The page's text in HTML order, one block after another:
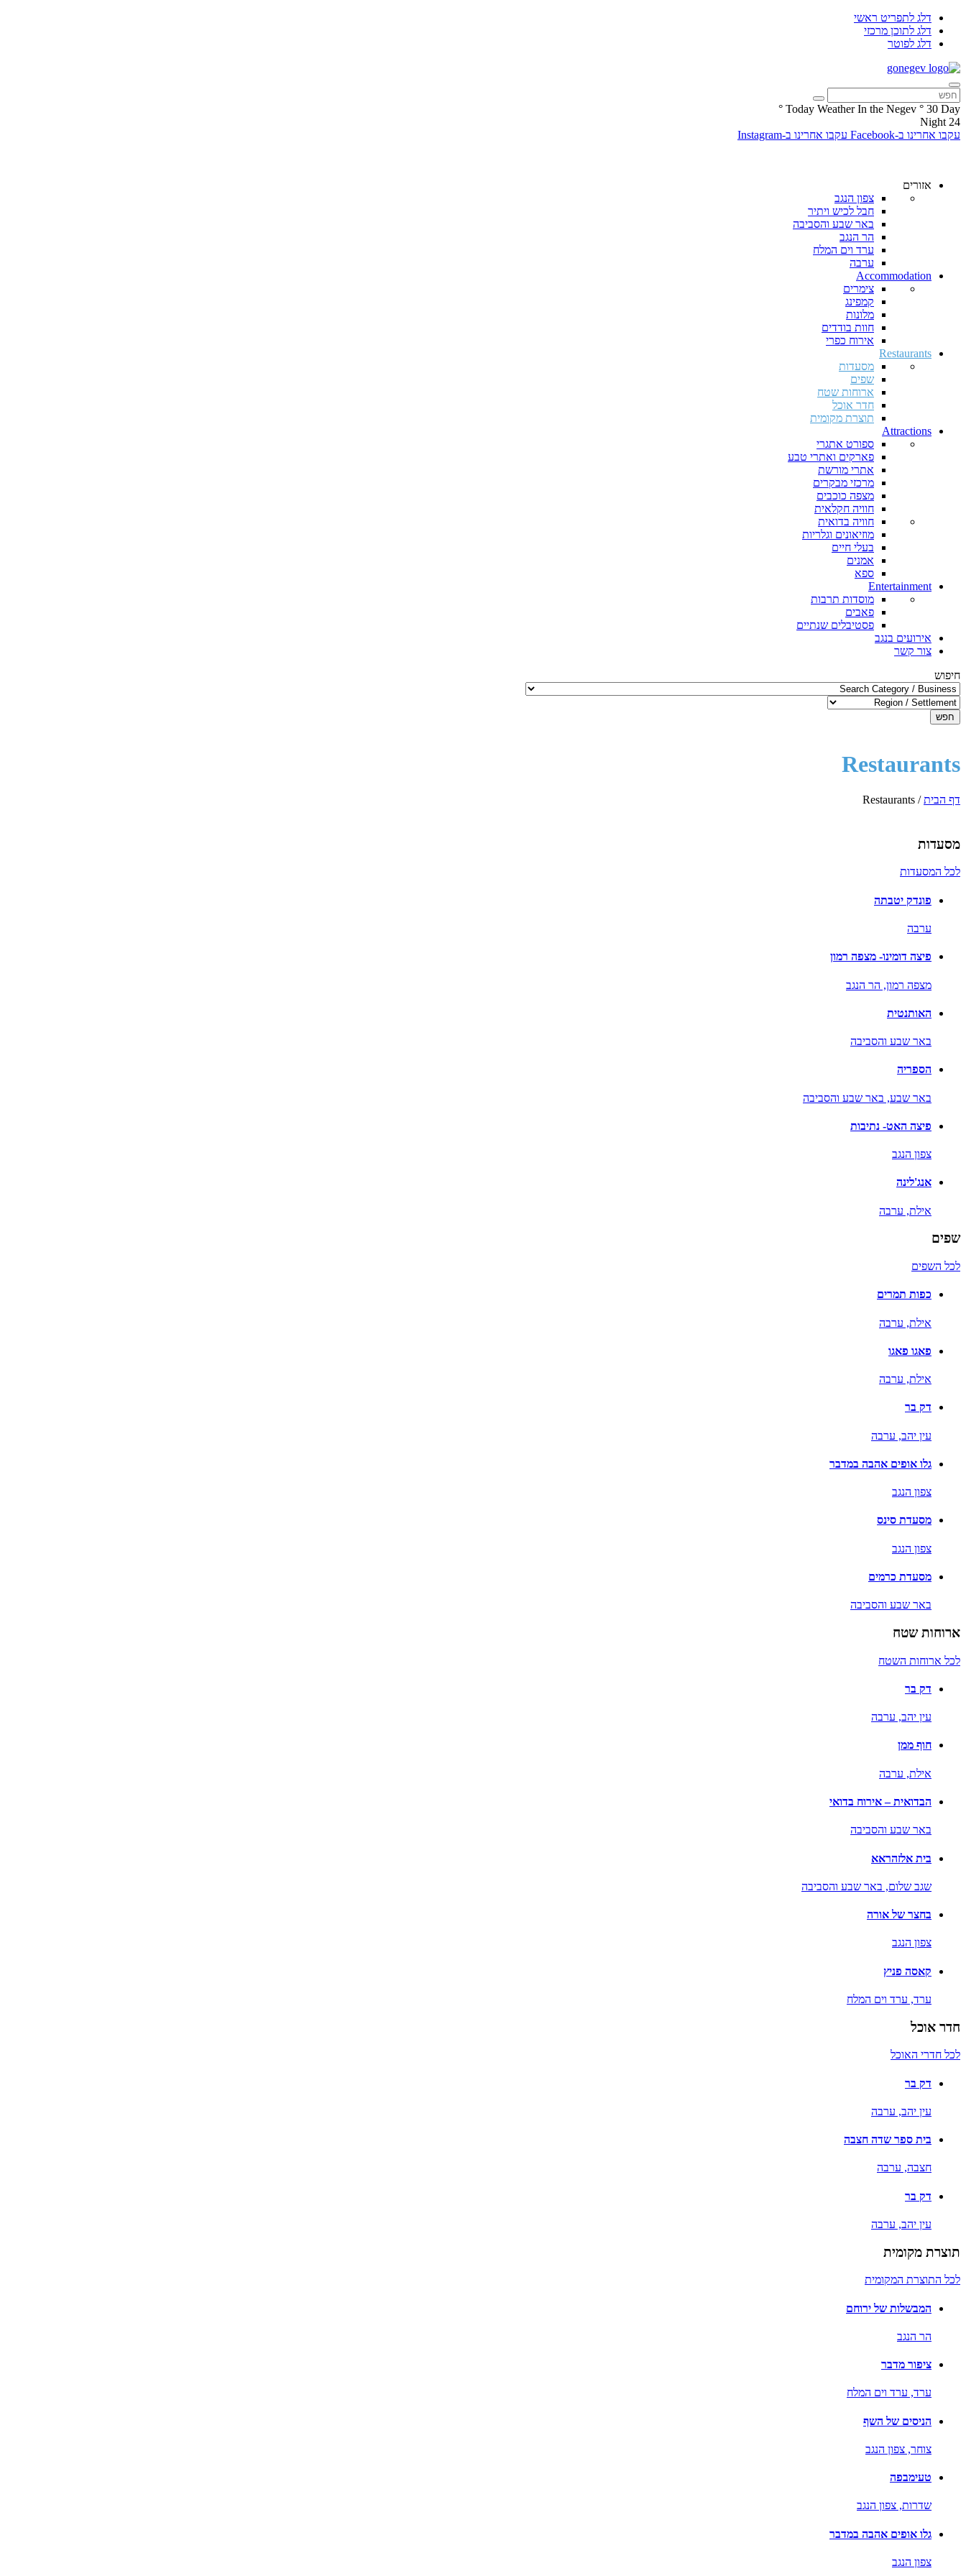
דלג לתפריט ראשי
דלג לתוכן מרכזי
דלג לפוטר
Today Weather In the Negev ° 30 Day
°
24
Night
עקבו אחרינו ב-Facebook
עקבו אחרינו ב-Instagram
אזורים
צפון הנגב
חבל לכיש ויתיר
באר שבע והסביבה
הר הנגב
ערד וים המלח
ערבה
Accommodation
צימרים
קמפינג
מלונות
חוות בודדים
אירוח כפרי
Restaurants
מסעדות
שפים
ארוחות שטח
חדר אוכל
תוצרת מקומית
Attractions
ספורט אתגרי
פארקים ואתרי טבע
אתרי מורשת
מרכזי מבקרים
מצפה כוכבים
חוויה חקלאית
חוויה בדואית
מוזיאונים וגלריות
בעלי חיים
אמנים
ספא
Entertainment
מוסדות תרבות
פאבים
פסטיבלים שנתיים
אירועים בנגב
צור קשר
חיפוש
חפש
Restaurants
דף הבית/
Restaurants
מסעדות
לכל המסעדות
פונדק יטבתה
ערבה
פיצה דומינו- מצפה רמון
מצפה רמון, הר הנגב
האותנטית
באר שבע והסביבה
הספריה
באר שבע, באר שבע והסביבה
פיצה האט- נתיבות
צפון הנגב
אנג'לינה
אילת, ערבה
שפים
לכל השפים
כפות תמרים
אילת, ערבה
פאגו פאגו
אילת, ערבה
דק בר
עין יהב, ערבה
גלו אופים אהבה במדבר
צפון הנגב
מסעדת סינס
צפון הנגב
מסעדת כרמים
באר שבע והסביבה
ארוחות שטח
לכל ארוחות השטח
דק בר
עין יהב, ערבה
חוף ממן
אילת, ערבה
הבדואית – אירוח בדואי
באר שבע והסביבה
בית אלזהראא
שגב שלום, באר שבע והסביבה
בחצר של אורה
צפון הנגב
קאסה פניץ
ערד, ערד וים המלח
חדר אוכל
לכל חדרי האוכל
דק בר
עין יהב, ערבה
בית ספר שדה חצבה
חצבה, ערבה
דק בר
עין יהב, ערבה
תוצרת מקומית
לכל התוצרת המקומית
המבשלות של ירוחם
הר הנגב
ציפור מדבר
ערד, ערד וים המלח
הניסים של השף
צוחר, צפון הנגב
טעימבפה
שדרות, צפון הנגב
גלו אופים אהבה במדבר
צפון הנגב